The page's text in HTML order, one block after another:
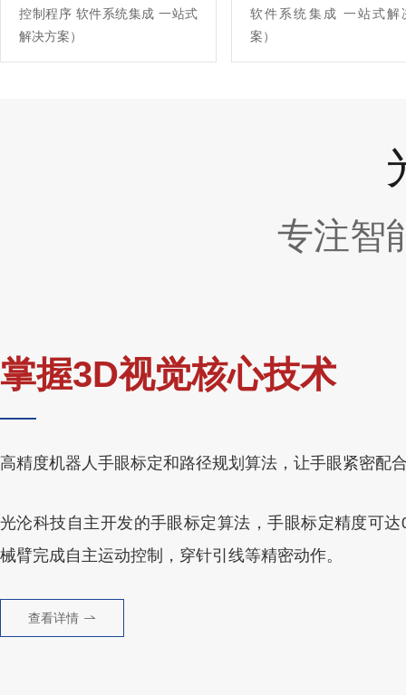
控制程序 软件系统集成 一站式
解决方案）
软件系统集成 一站式解
案）
专注智
掌握3D视觉核心技术
高精度机器人手眼标定和路径规划算法，让手眼紧密配
光沦科技自主开发的手眼标定算法，手眼标定精度可
械臂完成自主运动控制，穿针引线等精密动作。
查看详情